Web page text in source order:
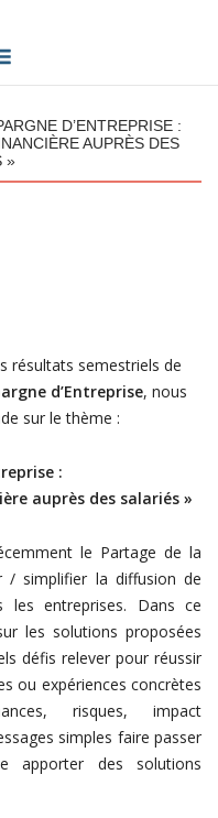
D’ENTREPRISE :
AUPRÈS DES
»
résultats semestriels de
d’Entreprise, nous
sur le thème :
:
auprès des salariés »
le Partage de la
/ simplifier la diffusion de
les entreprises. Dans ce
les solutions proposées
défis relever pour réussir
ou expériences concrètes
risques, impact
simples faire passer
apporter des solutions